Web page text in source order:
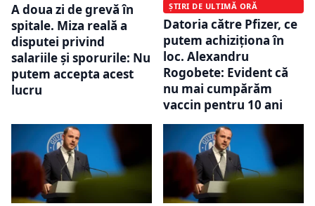
A doua zi de grevă în
spitale. Miza reală a
disputei privind
salariile și sporurile: Nu
putem accepta acest
lucru
ȘTIRI DE ULTIMĂ ORĂ
Datoria către Pfizer, ce
putem achiziționa în
loc. Alexandru
Rogobete: Evident că
nu mai cumpărăm
vaccin pentru 10 ani